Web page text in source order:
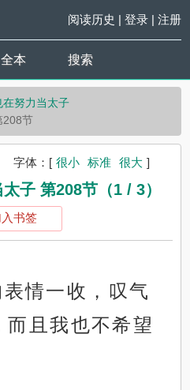
阅读历史 | 登录| 注册
全本 搜索
在努力当太子
208节
字体： [ 很小 标准 很大 ]
子 第208节（1 / 3）
书签
情一收，叹气
而且我也不希望